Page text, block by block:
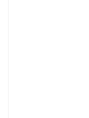
伊万·
帕特里
伊恩·
哈莉·
艾伦·
乔什·